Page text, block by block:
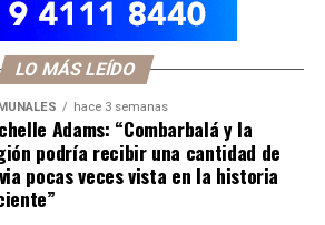
LO MÁS LEÍDO
hace 3 semanas
Adams: “Combarbalá y la
podría recibir una cantidad de
pocas veces vista en la historia